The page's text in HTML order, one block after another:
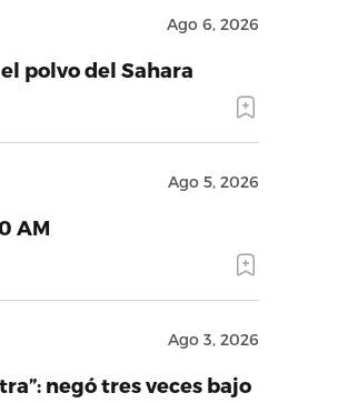
Ago 6, 2026
polvo del Sahara
Ago 5, 2026
AM
Ago 3, 2026
negó tres veces bajo